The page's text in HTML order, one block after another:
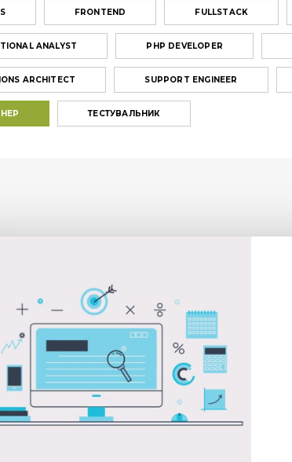
FRONTEND FULLSTACK
ANALYST PHP DEVELOPER
ARCHITECT SUPPORT ENGINEER
ТЕСТУВАЛЬНИК